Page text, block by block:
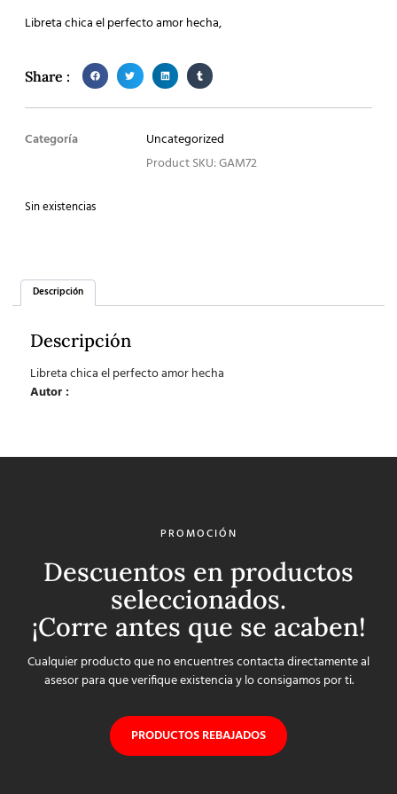
Libreta chica el perfecto amor hecha,
Share :
Categoría
Uncategorized
Product SKU: GAM72
Sin existencias
Descripción
Descripción
Libreta chica el perfecto amor hecha
Autor :
PROMOCIÓN
Descuentos en productos
seleccionados.
¡Corre antes que se acaben!
Cualquier producto que no encuentres contacta directamente al
asesor para que verifique existencia y lo consigamos por ti.
PRODUCTOS REBAJADOS